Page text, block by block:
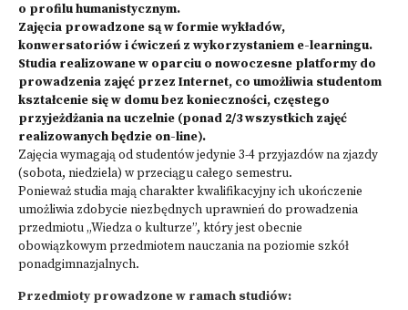
o profilu humanistycznym.
Zajęcia prowadzone są w formie wykładów,
konwersatoriów i ćwiczeń z wykorzystaniem e-learningu.
Studia realizowane w oparciu o nowoczesne platformy do
prowadzenia zajęć przez Internet, co umożliwia studentom
kształcenie się w domu bez konieczności, częstego
przyjeżdżania na uczelnie (ponad 2/3 wszystkich zajęć
realizowanych będzie on-line).
Zajęcia wymagają od studentów jedynie 3-4 przyjazdów na zjazdy
(sobota, niedziela) w przeciągu całego semestru.
Ponieważ studia mają charakter kwalifikacyjny ich ukończenie
umożliwia zdobycie niezbędnych uprawnień do prowadzenia
przedmiotu „Wiedza o kulturze”, który jest obecnie
obowiązkowym przedmiotem nauczania na poziomie szkół
ponadgimnazjalnych.
Przedmioty prowadzone w ramach studiów: